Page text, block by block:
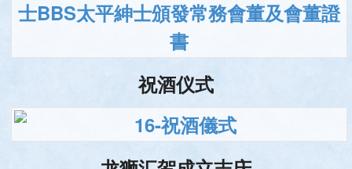
祝酒仪式